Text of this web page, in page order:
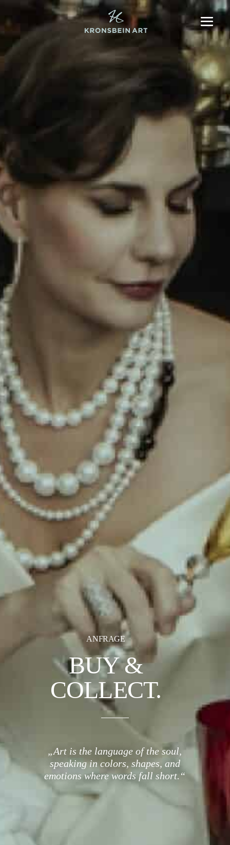
ANFRAGE
BUY &
COLLECT.
„Art is the language of the soul,
speaking in colors, shapes, and
emotions where words fall short.“